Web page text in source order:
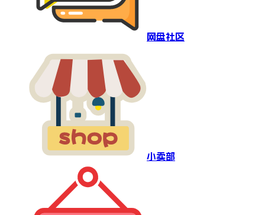
网盘社区
小卖部